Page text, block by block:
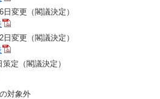
変更（閣議決定）
変更（閣議決定）
定（閣議決定）
対象外